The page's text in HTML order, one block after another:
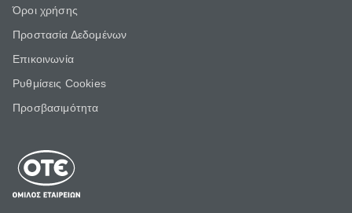
Όροι χρήσης
Προστασία Δεδομένων
Επικοινωνία
Ρυθμίσεις Cookies
Προσβασιμότητα